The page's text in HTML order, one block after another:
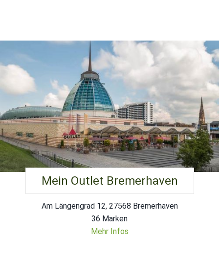
Mein Outlet Bremerhaven
Am Längengrad 12, 27568 Bremerhaven
36 Marken
Mehr Infos